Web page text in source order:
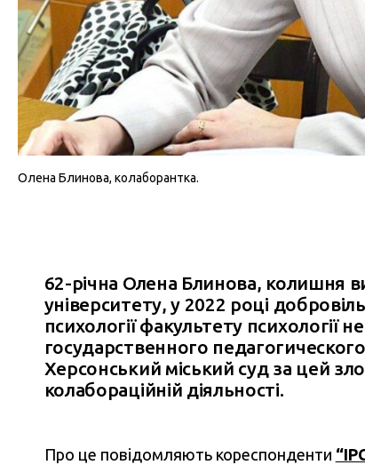
Олена Блинова, колаборантка.
62-річна Олена Блинова, колишня
університету, у 2022 році
психології факультету психології
государственного
Херсонський міський суд за цей
колабораційній діяльності.
Про це повідомляють кореспонденти